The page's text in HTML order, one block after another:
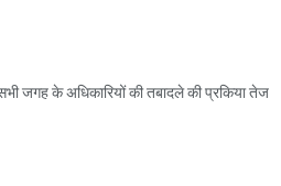
जगह के अधिकारियों की तबादले की प्रकिया तेज